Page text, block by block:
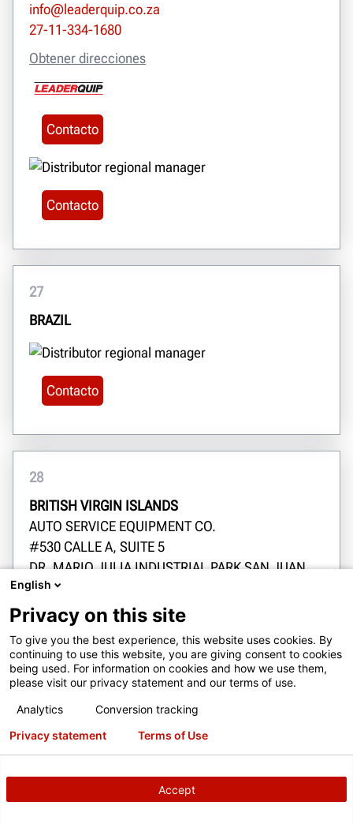
info@leaderquip.co.za
27-11-334-1680
Obtener direcciones
Contacto
Contacto
27
BRAZIL
Contacto
28
BRITISH VIRGIN ISLANDS
AUTO SERVICE EQUIPMENT CO.
#530 CALLE A, SUITE 5
DR. MARIO JULIA INDUSTRIAL PARK SAN JUAN
920
lsoltero@autoserviceequip.com
1-787-792-5022
Obtener direcciones
Contacto
English
Privacy on this site
To give you the best experience, this website uses cookies. By
continuing to use this website, you are giving consent to cookies
being used. For information on cookies and how we use them,
please visit our privacy statement and our terms of use.
Analytics
Conversion tracking
Accept
Privacy statement Terms of Use